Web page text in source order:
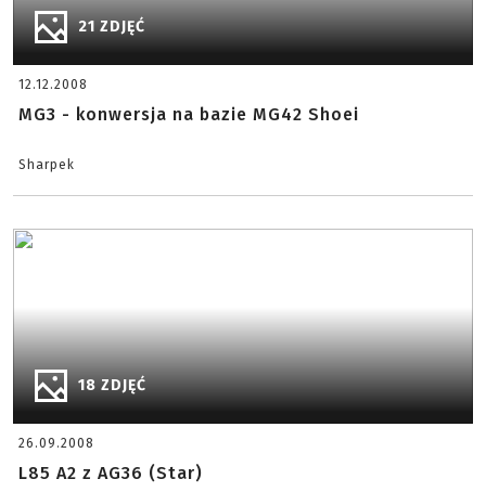
21 ZDJĘĆ
12.12.2008
MG3 - konwersja na bazie MG42 Shoei
Sharpek
18 ZDJĘĆ
26.09.2008
L85 A2 z AG36 (Star)